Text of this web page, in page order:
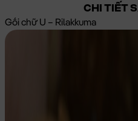
CHI TIẾT
Gối chữ U – Rilakkuma